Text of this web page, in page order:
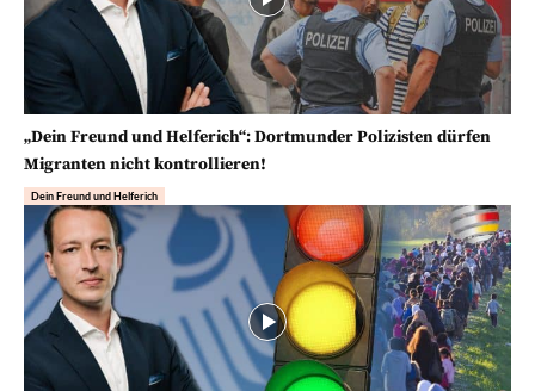
„Dein Freund und Helferich“: Dortmunder Polizisten dürfen
Migranten nicht kontrollieren!
Dein Freund und Helferich